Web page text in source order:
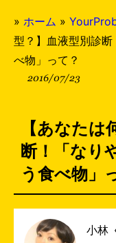
» ホーム »
型？】血液型別診
べ物」って？
2016/07/23
【あなたは
断！「なり
う食べ物」
小林